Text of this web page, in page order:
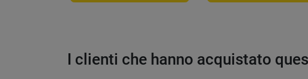
I clienti che hanno acquistato